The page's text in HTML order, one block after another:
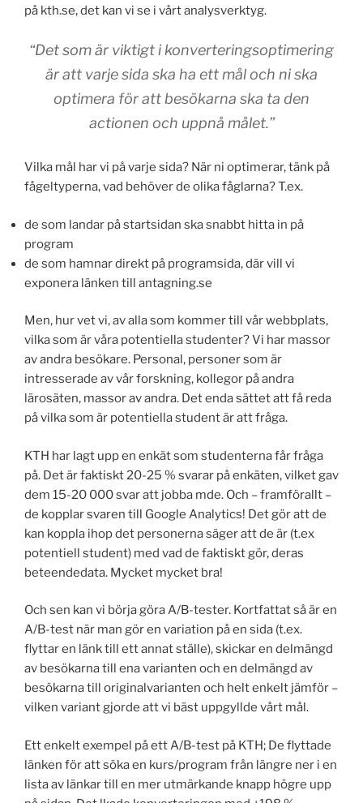
på kth.se, det kan vi se i vårt analysverktyg.
“Det som är viktigt i konverteringsoptimering
är att varje sida ska ha ett mål och ni ska
optimera för att besökarna ska ta den
actionen och uppnå målet.”
Vilka mål har vi på varje sida? När ni optimerar, tänk på
fågeltyperna, vad behöver de olika fåglarna? T.ex.
de som landar på startsidan ska snabbt hitta in på
program
de som hamnar direkt på programsida, där vill vi
exponera länken till antagning.se
Men, hur vet vi, av alla som kommer till vår webbplats,
vilka som är våra potentiella studenter? Vi har massor
av andra besökare. Personal, personer som är
intresserade av vår forskning, kollegor på andra
lärosäten, massor av andra. Det enda sättet att få reda
på vilka som är potentiella student är att fråga.
KTH har lagt upp en enkät som studenterna får fråga
på. Det är faktiskt 20-25 % svarar på enkäten, vilket gav
dem 15-20 000 svar att jobba mde. Och – framförallt –
de kopplar svaren till Google Analytics! Det gör att de
kan koppla ihop det personerna säger att de är (t.ex
potentiell student) med vad de faktiskt gör, deras
beteendedata. Mycket mycket bra!
Och sen kan vi börja göra A/B-tester. Kortfattat så är en
A/B-test när man gör en variation på en sida (t.ex.
flyttar en länk till ett annat ställe), skickar en delmängd
av besökarna till ena varianten och en delmängd av
besökarna till originalvarianten och helt enkelt jämför –
vilken variant gjorde att vi bäst uppgyllde vårt mål.
Ett enkelt exempel på ett A/B-test på KTH; De flyttade
länken för att söka en kurs/program från längre ner i en
lista av länkar till en mer utmärkande knapp högre upp